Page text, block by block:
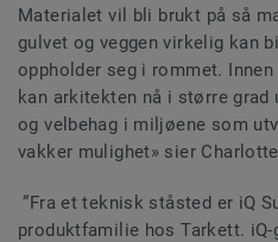
Materialet vil bli brukt på så
gulvet og veggen virkelig kan
oppholder seg i rommet.
kan arkitekten nå i større
og velbehag i miljøene som
vakker mulighet» sier
“Fra et teknisk ståsted er iQ
produktfamilie hos Tarkett. iQ-